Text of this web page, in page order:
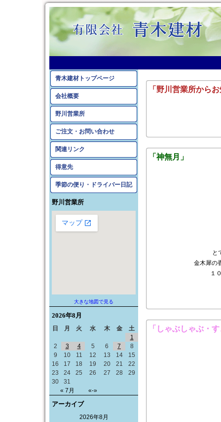
青木建材トップページ
会社概要
野川営業所
ご注文・お問い合わせ
関連リンク
得意先
季節の便り・ドライバー日記
野川営業所
大きな地図で見る
2026年8月
日 月 火 水 木 金 土
« 7月 «-»
1
2
3 4 5 6 7
8
9
10 11 12 13 14
15
16
17 18 19 20 21
22
23
24 25 26 27 28
29
30
31
アーカイブ
2026年8月
「野川営業所から
「神無月」
と
金木犀の
１
「しゃぶしゃぶ・